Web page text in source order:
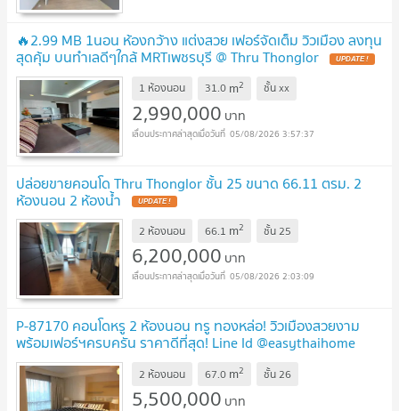
🔥2.99 MB 1นอน ห้องกว้าง แต่งสวย เฟอร์จัดเต็ม วิวเมือง ลงทุน
สุดคุ้ม บนทำเลดีๆใกล้ MRTเพชรบุรี @ Thru Thonglor UPDATE !
1 ห้องนอน 31.0 m2 ชั้นxx
2,990,000 บาท
05/08/2026 3:57:37
ปล่อยขายคอนโด Thru Thonglor ชั้น 25 ขนาด 66.11 ตรม. 2
ห้องนอน 2 ห้องน้ำ UPDATE !
2 ห้องนอน 66.1 m2 ชั้น25
6,200,000 บาท
05/08/2026 2:03:09
P-87170 คอนโดหรู 2 ห้องนอน ทรู ทองหล่อ! วิวเมืองสวยงาม
พร้อมเฟอร์ฯครบครัน ราคาดีที่สุด! Line Id @easythaihome
085-592-2897 UPDATE !
2 ห้องนอน 67.0 m2 ชั้น26
5,500,000 บาท